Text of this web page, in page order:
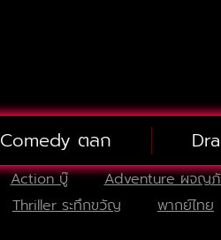
Comedy ตลก
Action บู๊ Adventure ผจญ
Thriller ระทึกขวัญ พากย์ไทย